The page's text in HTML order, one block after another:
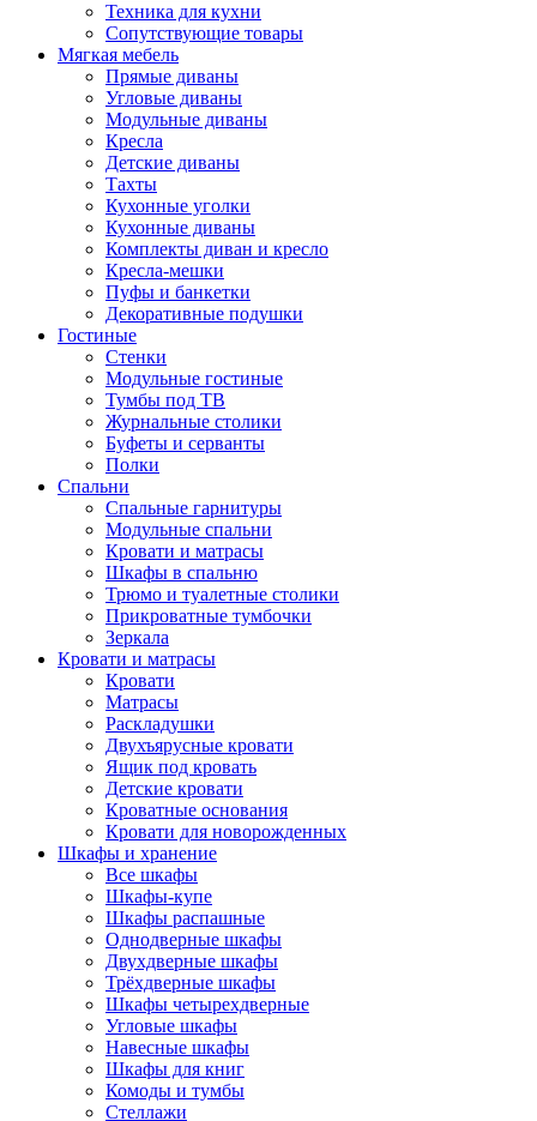
Техника для кухни
Сопутствующие товары
Мягкая мебель
Прямые диваны
Угловые диваны
Модульные диваны
Кресла
Детские диваны
Тахты
Кухонные уголки
Кухонные диваны
Комплекты диван и кресло
Кресла-мешки
Пуфы и банкетки
Декоративные подушки
Гостиные
Стенки
Модульные гостиные
Тумбы под ТВ
Журнальные столики
Буфеты и серванты
Полки
Спальни
Спальные гарнитуры
Модульные спальни
Кровати и матрасы
Шкафы в спальню
Трюмо и туалетные столики
Прикроватные тумбочки
Зеркала
Кровати и матрасы
Кровати
Матрасы
Раскладушки
Двухъярусные кровати
Ящик под кровать
Детские кровати
Кроватные основания
Кровати для новорожденных
Шкафы и хранение
Все шкафы
Шкафы-купе
Шкафы распашные
Однодверные шкафы
Двухдверные шкафы
Трёхдверные шкафы
Шкафы четырехдверные
Угловые шкафы
Навесные шкафы
Шкафы для книг
Комоды и тумбы
Стеллажи